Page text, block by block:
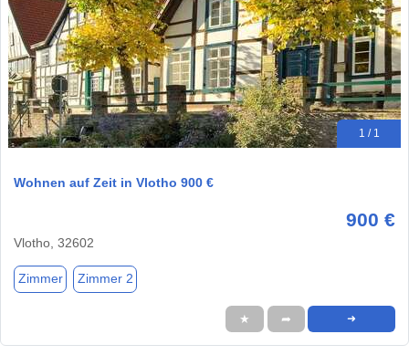
1 / 1
Wohnen auf Zeit in Vlotho 900 €
900 €
Vlotho, 32602
Zimmer Zimmer 2
★ ➦ ➜